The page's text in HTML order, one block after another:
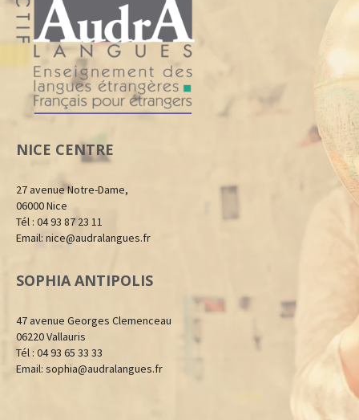
NICE CENTRE
27 avenue Notre-Dame,
06000 Nice
Tél : 04 93 87 23 11
Email: nice@audralangues.fr
SOPHIA ANTIPOLIS
47 avenue Georges Clemenceau
06220 Vallauris
Tél : 04 93 65 33 33
Email: sophia@audralangues.fr